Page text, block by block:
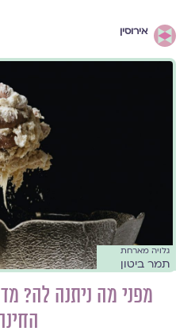
אירוסין
גלויה מארחת
תמר ביטון
מפני מה ניתנה לה?